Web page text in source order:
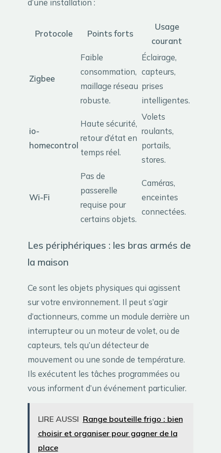
d’une installation :
Protocole Points forts
Usage
courant
Zigbee
Faible
consommation,
maillage réseau
robuste.
Éclairage,
capteurs,
prises
intelligentes.
io-
homecontrol
Haute sécurité,
retour d’état en
temps réel.
Volets
roulants,
portails,
stores.
Wi-Fi
Pas de
passerelle
requise pour
certains objets.
Caméras,
enceintes
connectées.
Les périphériques : les bras armés de
la maison
Ce sont les objets physiques qui agissent
sur votre environnement. Il peut s’agir
d’actionneurs, comme un module derrière un
interrupteur ou un moteur de volet, ou de
capteurs, tels qu’un détecteur de
mouvement ou une sonde de température.
Ils exécutent les tâches programmées ou
vous informent d’un événement particulier.
LIRE AUSSI Range bouteille frigo : bien
choisir et organiser pour gagner de la
place